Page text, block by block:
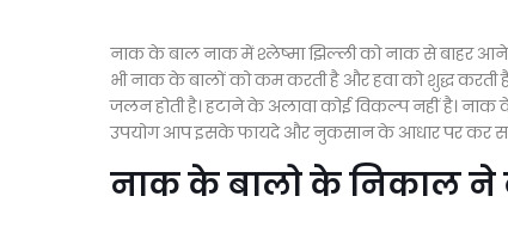
नाक के बाल नाक में श्लेष्मा झिल्ली को नाक से बाहर आने
भी नाक के बालों को कम करती है और हवा को शुद्ध
जलन होती है। हटाने के अलावा कोई विकल्प नहीं है।
उपयोग आप इसके फायदे और नुकसान के आधार पर कर
नाक के बालो के निकाल ने